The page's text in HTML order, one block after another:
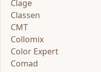
Clage
Classen
CMT
Collomix
Color Expert
Comad